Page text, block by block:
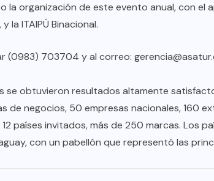
la organización de este evento anual, con el
la ITAIPÚ Binacional.
(0983) 703704 y al correo:
se obtuvieron resultados altamente
negocios, 50 empresas nacionales, 160
países invitados, más de 250 marcas. Los
con un pabellón que representó las